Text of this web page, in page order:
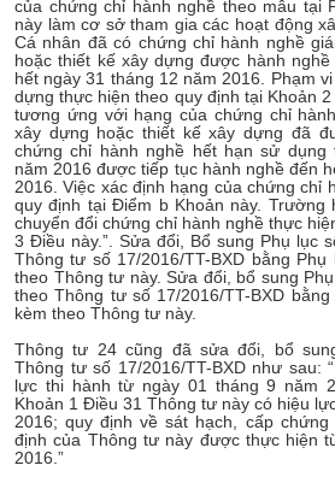
của chứng chỉ hành nghề theo mẫu tại
này làm cơ sở tham gia các hoạt động
Cá nhân đã có chứng chỉ hành nghề
hoặc thiết kế xây dựng được hành
hết ngày 31 tháng 12 năm 2016. Phạm
dựng thực hiện theo quy định tại Khoản
tương ứng với hạng của chứng chỉ
xây dựng hoặc thiết kế xây dựng đã
chứng chỉ hành nghề hết hạn sử
năm 2016 được tiếp tục hành nghề đến
2016. Việc xác định hạng của chứng chỉ
quy định tại Điểm b Khoản này. Trường
chuyển đổi chứng chỉ hành nghề thực
3 Điều này.”. Sửa đổi, Bổ sung Phụ lục
Thông tư số 17/2016/TT-BXD bằng
theo Thông tư này. Sửa đổi, bổ sung
theo Thông tư số 17/2016/TT-BXD
kèm theo Thông tư này.
Thông tư 24 cũng đã sửa đổi, bổ
Thông tư số 17/2016/TT-BXD như sau:
lực thi hành từ ngày 01 tháng 9 năm
Khoản 1 Điều 31 Thông tư này có hiệu
2016; quy định về sát hạch, cấp
định của Thông tư này được thực hiện
2016.”